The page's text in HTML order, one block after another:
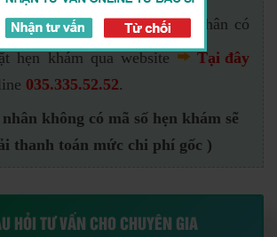
đãi chỉ áp dụng cho bệnh nhân có
hẹn khám qua website
Tại đây
035.335.52.52.
không có mã số hẹn khám sẽ
thanh toán mức chi phí gốc )
HỎI TƯ VẤN CHO CHUYÊN GIA